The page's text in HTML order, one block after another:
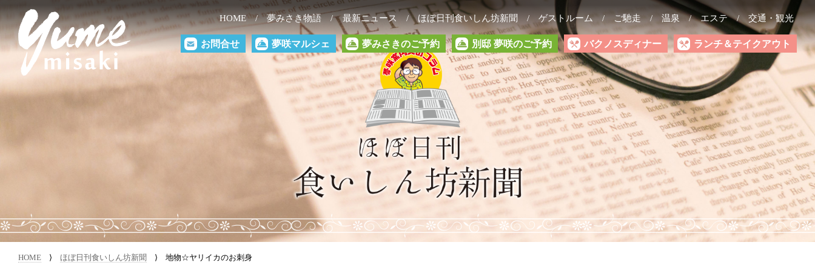
HOME 夢みさき物語 最新ニュース ほぼ日刊食いしん坊新聞 ゲストルーム ご馳走 温泉 エステ 交通・観光
お問合せ 夢咲マルシェ 夢みさきのご予約 別邸 夢咲のご予約 バクノスディナー ランチ＆テイクアウト
HOME ⟩ ほぼ日刊食いしん坊新聞 ⟩ 地物☆ヤリイカのお刺身